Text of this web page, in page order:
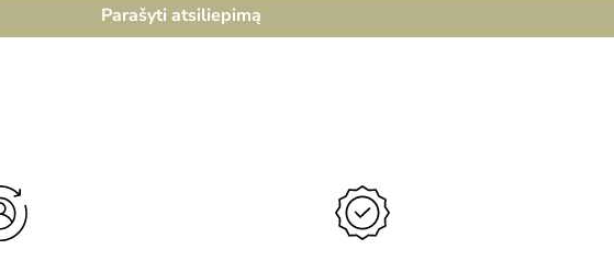
Parašyti atsiliepimą